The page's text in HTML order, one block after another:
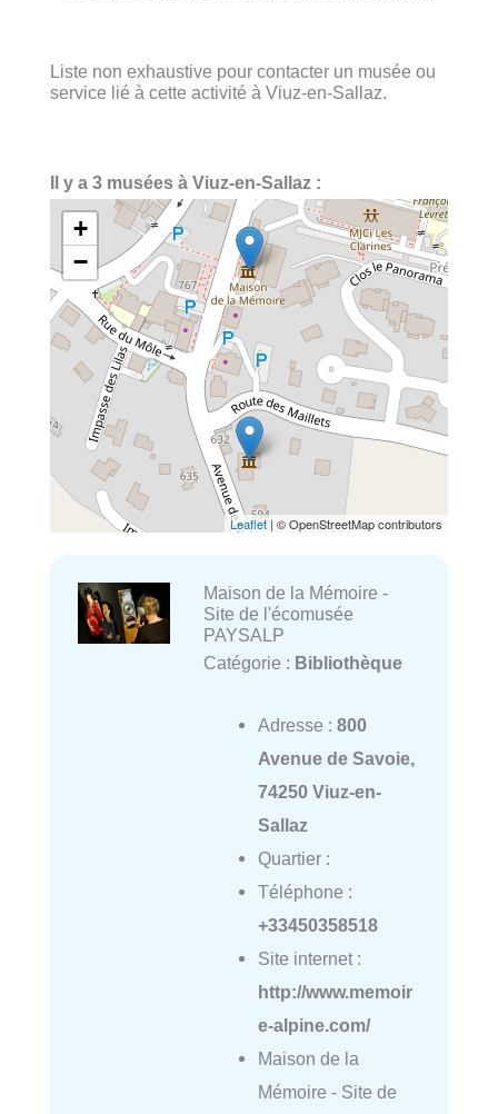
Liste non exhaustive pour contacter un musée ou
service lié à cette activité à Viuz-en-Sallaz.
Il y a 3 musées à Viuz-en-Sallaz :
+
−
Leaflet | © OpenStreetMap contributors
Maison de la Mémoire -
Site de l'écomusée
PAYSALP
Catégorie : Bibliothèque
Adresse : 800
Avenue de Savoie,
74250 Viuz-en-
Sallaz
Quartier :
Téléphone :
+33450358518
Site internet :
http://www.memoir
e-alpine.com/
Maison de la
Mémoire - Site de